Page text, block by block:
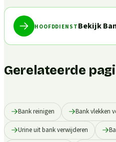
HOOFDDIENST Bekijk
Gerelateerde
Bank reinigen Bank vlekken
Urine uit bank verwijderen